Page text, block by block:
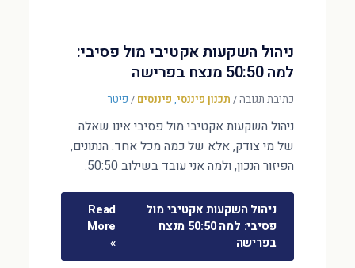
ניהול השקעות אקטיבי מול פסיבי:
למה 50:50 מנצח בפרישה
כתיבת תגובה/ תכנון פיננסי, פיננסים / פיטר
ניהול השקעות אקטיבי מול פסיבי אינו שאלה
של מי צודק, אלא של כמה מכל אחד. הנתונים,
הפיזור הנכון, ולמה אני עובד בשילוב 50:50.
ניהול השקעות אקטיבי מול
פסיבי: למה 50:50 מנצח
בפרישה
Read
More
»